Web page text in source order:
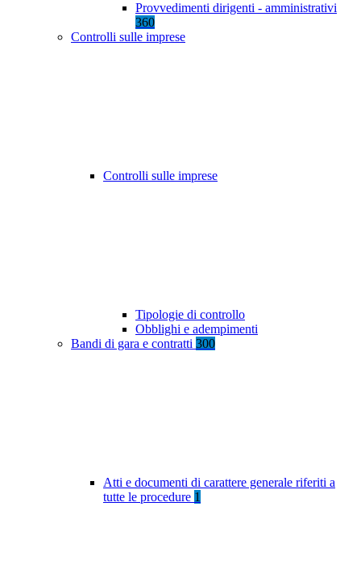
Provvedimenti dirigenti - amministrativi
360
Controlli sulle imprese
Controlli sulle imprese
Tipologie di controllo
Obblighi e adempimenti
Bandi di gara e contratti 300
Atti e documenti di carattere generale riferiti a
tutte le procedure 1